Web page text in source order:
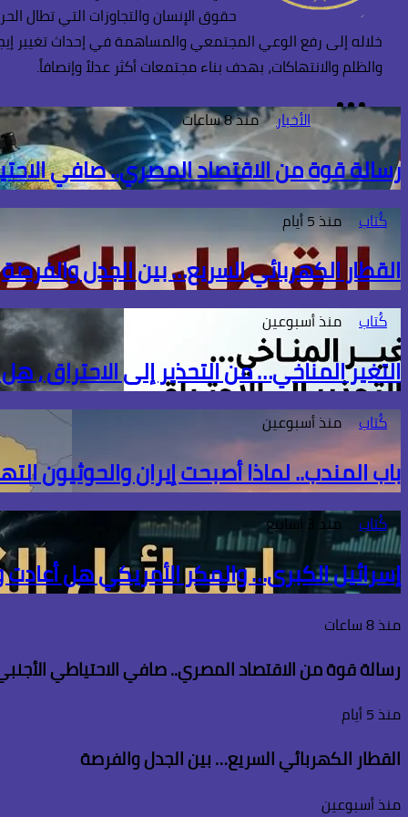
حقوق الإنسان والتجاوزات التي تطال
خلاله إلى رفع الوعي المجتمعي والمساهمة في إحداث تغيير
والظلم والانتهاكات، بهدف بناء مجتمعات أكثر عدلاً وإنصافاً.
فيسبوك
انستقرام
TikTok
الأخبار منذ 8 ساعات
رسالة قوة من الاقتصاد المصري.. صافي الاحتياطي الأجنبي
كُتاب منذ 5 أيام
القطار الكهربائي السريع… بين الجدل والفرصة
كُتاب منذ أسبوعين
التغير المناخي… من التحذير إلى الاحتراق ،
كُتاب منذ أسبوعين
باب المندب.. لماذا أصبحت إيران والحوثيون
كُتاب منذ 3 أسابيع
إسرائيل الكبرى… والمكر الأمريكي هل
منذ 8 ساعات
رسالة قوة من الاقتصاد المصري.. صافي الاحتياطي الأجنبي يسجل قفزة
منذ 5 أيام
القطار الكهربائي السريع… بين الجدل والفرصة
منذ أسبوعين